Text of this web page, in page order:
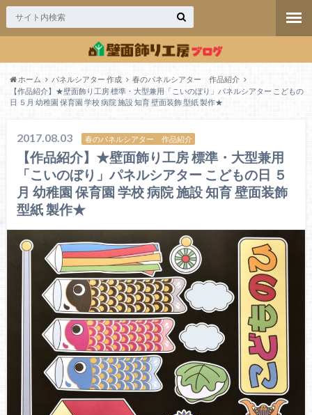
ホーム パネルシアター 作成
春のパネルシアター 作品紹介
【作品紹介】★壁面飾り工房 標準・大型兼用「こいのぼり」パネルシアター こどもの
日 ５月 幼稚園 保育園 学校 病院 施設 知育 壁面装飾 型紙 製作★
2017.08.03 春のパネルシアター 作品紹介
【作品紹介】★壁面飾り工房 標準・大型兼用
「こいのぼり」パネルシアター こどもの日 ５
月 幼稚園 保育園 学校 病院 施設 知育 壁面装飾
型紙 製作★